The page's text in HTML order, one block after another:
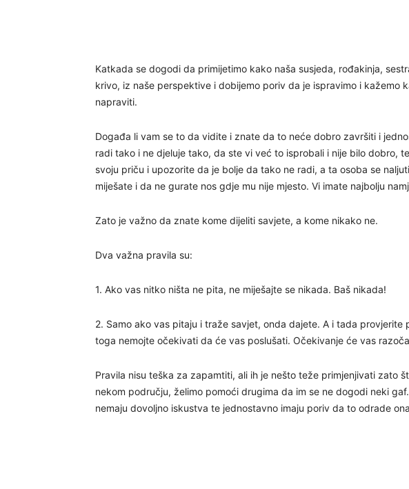
Katkada se dogodi da primijetimo kako naša susjeda, rođakinja,
krivo, iz naše perspektive i dobijemo poriv da je ispravimo i kažemo
napraviti.
Događa li vam se to da vidite i znate da to neće dobro završiti i
radi tako i ne djeluje tako, da ste vi već to isprobali i nije bilo dobro,
svoju priču i upozorite da je bolje da tako ne radi, a ta osoba se
miješate i da ne gurate nos gdje mu nije mjesto. Vi imate najbolju
Zato je važno da znate kome dijeliti savjete, a kome nikako ne.
Dva važna pravila su:
1. Ako vas nitko ništa ne pita, ne miješajte se nikada. Baš nikada!
2. Samo ako vas pitaju i traže savjet, onda dajete. A i tada provjerite
toga nemojte očekivati da će vas poslušati. Očekivanje će vas
Pravila nisu teška za zapamtiti, ali ih je nešto teže primjenjivati zato
nekom području, želimo pomoći drugima da im se ne dogodi neki
nemaju dovoljno iskustva te jednostavno imaju poriv da to odrade